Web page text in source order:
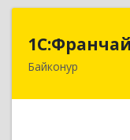
Байконур468320,